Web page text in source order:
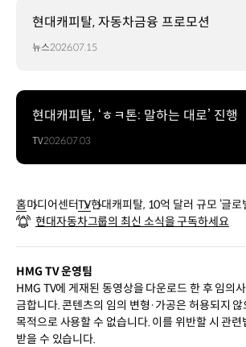
현대캐피탈, 자동차금융 프로모션
뉴스2026.07.15
현대캐피탈, ‘ㅎㅋ톤: 말하는 대로’ 진행
TV2026.07.03
홈미디어센터TV현대캐피탈, 10억 달러 규모 ‘글로
현대자동차그룹의 최신 소식을 구독하세요
HMG TV 운영팀
HMG TV에 게재된 동영상을 다운로드 한 후 임의
금합니다. 콘텐츠의 임의 변형·가공은 허용되지 않
목적으로 사용할 수 없습니다. 이를 위반할 시 관
받을 수 있습니다.